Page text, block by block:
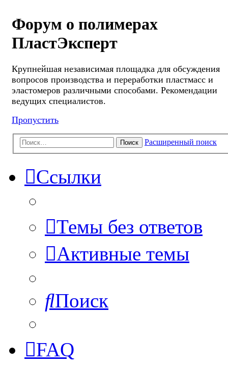
Форум о полимерах
ПластЭксперт
Крупнейшая независимая площадка для обсуждения
вопросов производства и переработки пластмасс и
эластомеров различными способами. Рекомендации
ведущих специалистов.
Пропустить
Поиск Расширенный поиск
Ссылки
Темы без ответов
Активные темы
Поиск
FAQ